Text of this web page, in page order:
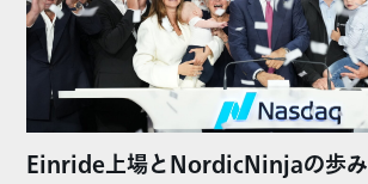
Einride上場とNordicNinjaの歩み